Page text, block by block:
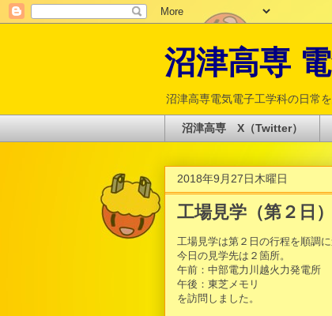
沼津高専
沼津高専電気電子工学科の日常
沼津高専 X（Twitter）
2018年9月27日木曜日
工場見学（第２日）
工場見学は第２日の行程を順調に
今日の見学先は２箇所。
午前：中部電力川越火力発電所
午後：東芝メモリ
を訪問しました。